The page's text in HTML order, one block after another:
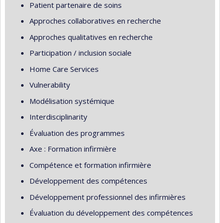
Patient partenaire de soins
Approches collaboratives en recherche
Approches qualitatives en recherche
Participation / inclusion sociale
Home Care Services
Vulnerability
Modélisation systémique
Interdisciplinarity
Évaluation des programmes
Axe : Formation infirmière
Compétence et formation infirmière
Développement des compétences
Développement professionnel des infirmières
Évaluation du développement des compétences